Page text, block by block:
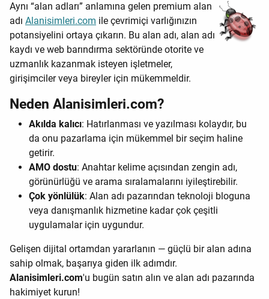
Aynı “alan adları” anlamına gelen premium alan
adı Alanisimleri.com ile çevrimiçi varlığınızın
potansiyelini ortaya çıkarın. Bu alan adı, alan adı
kaydı ve web barındırma sektöründe otorite ve
uzmanlık kazanmak isteyen işletmeler,
girişimciler veya bireyler için mükemmeldir.
Neden Alanisimleri.com?
Akılda kalıcı: Hatırlanması ve yazılması kolaydır, bu
da onu pazarlama için mükemmel bir seçim haline
getirir.
AMO dostu: Anahtar kelime açısından zengin adı,
görünürlüğü ve arama sıralamalarını iyileştirebilir.
Çok yönlülük: Alan adı pazarından teknoloji bloguna
veya danışmanlık hizmetine kadar çok çeşitli
uygulamalar için uygundur.
Gelişen dijital ortamdan yararlanın — güçlü bir alan adına
sahip olmak, başarıya giden ilk adımdır.
Alanisimleri.com'u bugün satın alın ve alan adı pazarında
hakimiyet kurun!